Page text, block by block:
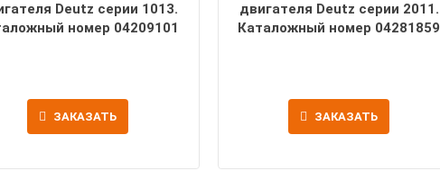
Deutz серии 1013.
номер 04209101
ЗАКАЗАТЬ
двигателя Deutz серии 2011.
Каталожный номер 04281859
ЗАКАЗАТЬ